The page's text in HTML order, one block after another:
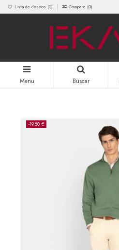
Lista de deseos (0) Compare (0)
Menu Buscar
-19,50 €